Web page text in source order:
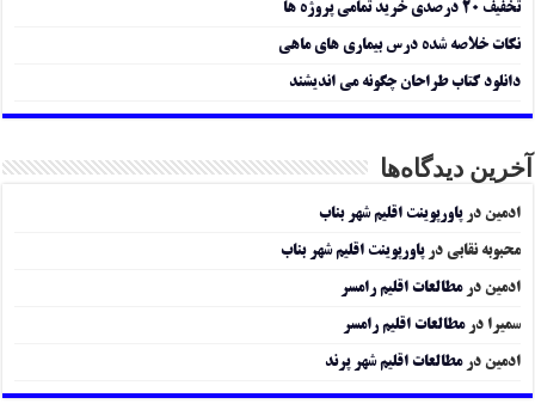
تخفیف ۲۰ درصدی خرید تمامی پروژه ها
نکات خلاصه شده درس بیماری های ماهی
دانلود کتاب طراحان چگونه می اندیشند
آخرین دیدگاه‌ها
ادمین درپاورپوینت اقلیم شهر بناب
محبوبه نقابی درپاورپوینت اقلیم شهر بناب
ادمین درمطالعات اقلیم رامسر
سمیرا درمطالعات اقلیم رامسر
ادمین درمطالعات اقلیم شهر پرند